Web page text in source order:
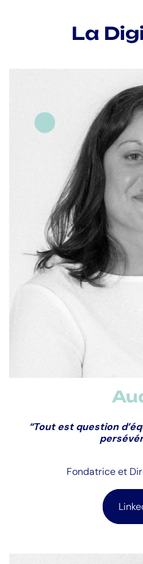
La
Formation : Bac+5
Parcours pro :Fondatrice
ans Responsable
Leitmotiv :Découvrir des
inventer des dispositifs
“Tout est question
Fondatrice et